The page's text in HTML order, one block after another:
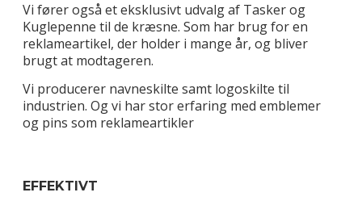
Vi fører også et eksklusivt udvalg af Tasker og
Kuglepenne til de kræsne. Som har brug for en
reklameartikel, der holder i mange år, og bliver
brugt at modtageren.
Vi producerer navneskilte samt logoskilte til
industrien. Og vi har stor erfaring med emblemer
og pins som reklameartikler
EFFEKTIVT